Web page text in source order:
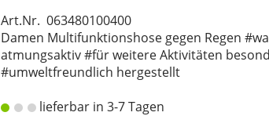
Art.Nr. 063480100400
Damen Multifunktionshose gegen Regen
atmungsaktiv #für weitere Aktivitäten
#umweltfreundlich hergestellt
lieferbar in 3-7 Tagen